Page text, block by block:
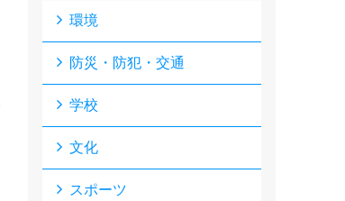
環境
防災・防犯・交通
学校
文化
スポーツ